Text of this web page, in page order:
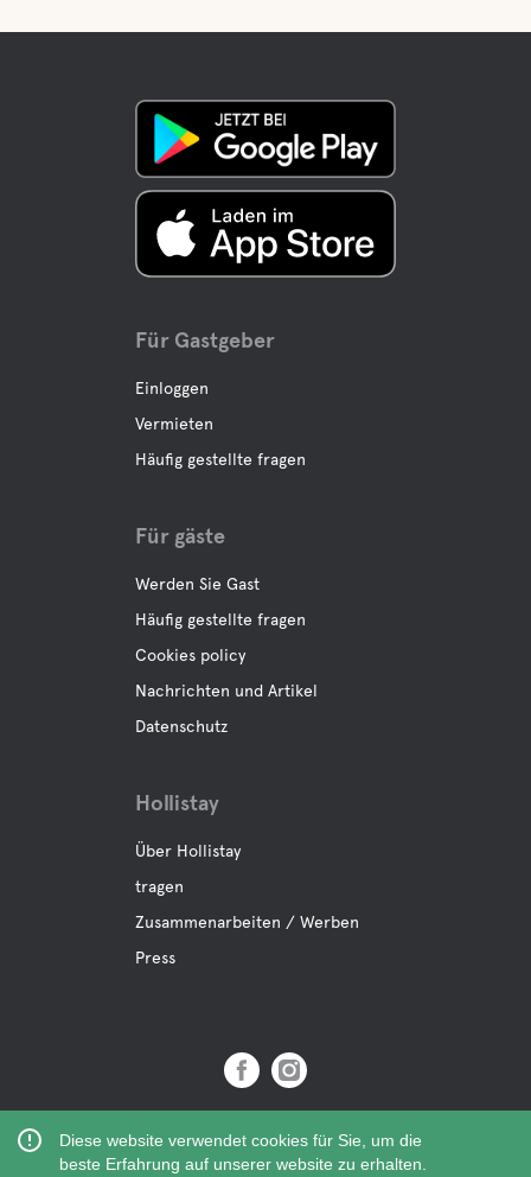
Diese website verwendet cookies für Sie, um die
beste Erfahrung auf unserer website zu erhalten.
Für Gastgeber
Einloggen
Vermieten
Häufig gestellte fragen
Für gäste
Werden Sie Gast
Häufig gestellte fragen
Cookies policy
Nachrichten und Artikel
Datenschutz
Hollistay
Über Hollistay
tragen
Zusammenarbeiten / Werben
Press